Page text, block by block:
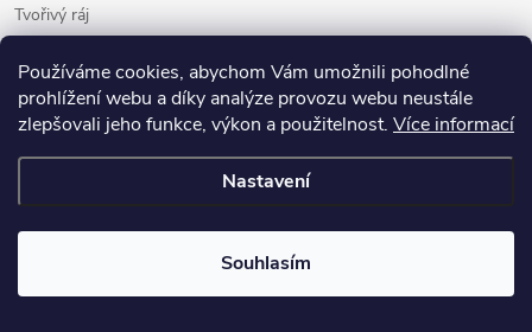
Používáme cookies, abychom Vám umožnili pohodlné
prohlížení webu a díky analýze provozu webu neustále
zlepšovali jeho funkce, výkon a použitelnost. Více informací
Nastavení
Souhlasím
Tvořivý ráj
268 01 Hořovice
Otevírací doba:
PO–PÁ: 8.30–17.00